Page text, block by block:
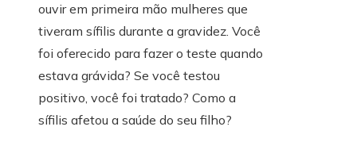
ouvir em primeira mão mulheres que
tiveram sífilis durante a gravidez. Você
foi oferecido para fazer o teste quando
estava grávida? Se você testou
positivo, você foi tratado? Como a
sífilis afetou a saúde do seu filho?